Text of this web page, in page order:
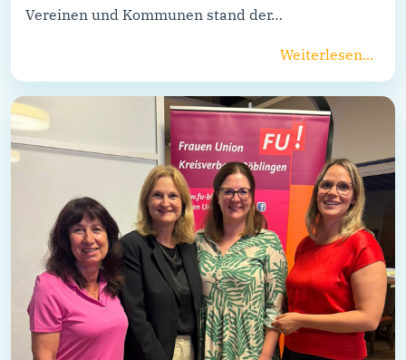
Vereinen und Kommunen stand der…
Weiterlesen...